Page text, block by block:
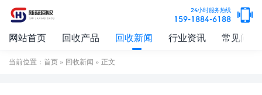
24小时服务热线
159-1884-6188
网站首页 回收产品 回收新闻 行业资讯 常见问题
当前位置： 首页 » 回收新闻 » 正文